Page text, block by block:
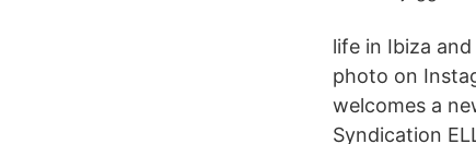
life in Ibiza
photo on
welcomes a
Syndication